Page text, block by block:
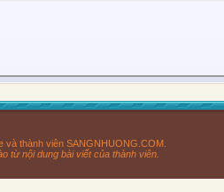
và thành viên SANGNHUONG.COM.
từ nội dung bài viết của thành viên.